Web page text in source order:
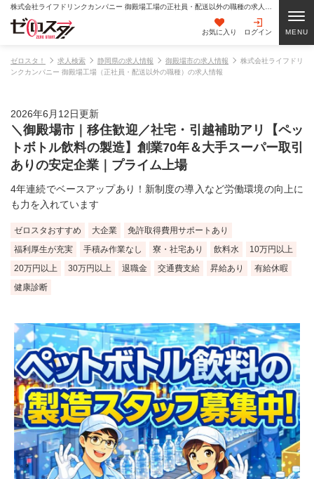
お気に入り ログイン
ゼロスタ！ 求人検索 静岡県の求人情報 御殿場市の求人情報
株式会社ライフドリ
ンクカンパニー 御殿場工場（正社員・配送以外の職種）の求人情報
2026年6月12日更新
＼御殿場市｜移住歓迎／社宅・引越補助アリ【ペッ
トボトル飲料の製造】創業70年＆大手スーパー取引
ありの安定企業｜プライム上場
4年連続でベースアップあり！新制度の導入など労働環境の向上に
も力を入れています
ゼロスタおすすめ 大企業
免許取得費用サポートあり
福利厚生が充実
手積み作業なし 寮・社宅あり 飲料水
10万円以上
20万円以上
30万円以上 退職金 交通費支給 昇給あり
有給休暇
健康診断